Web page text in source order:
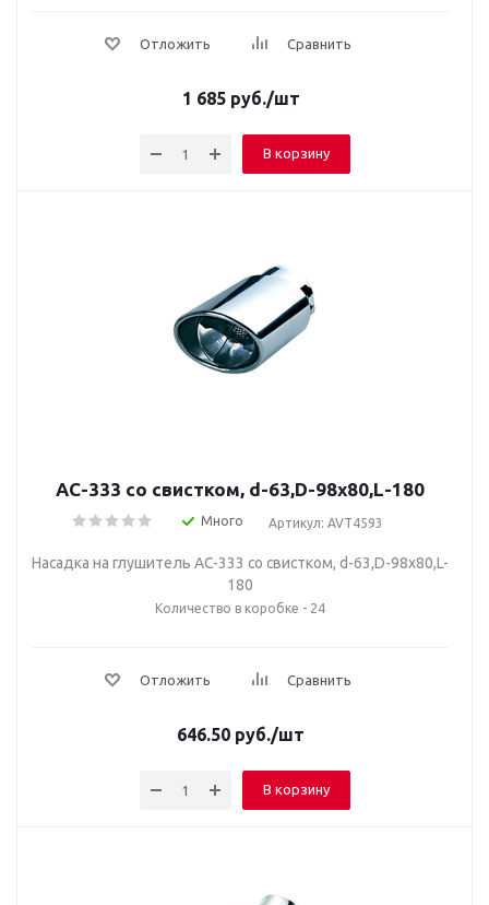
Отложить Сравнить
1 685руб./шт
В корзину
AC-333 со свистком, d-63,D-98х80,L-180
Много Артикул: AVT4593
Насадка на глушитель AC-333 со свистком, d-63,D-98х80,L-
180
Количество в коробке - 24
Отложить Сравнить
646.50 руб./шт
В корзину